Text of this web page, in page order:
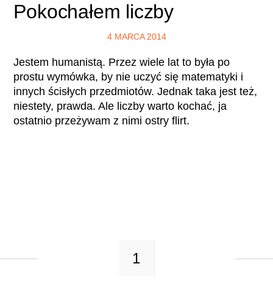
Pokochałem liczby
4 MARCA 2014
Jestem humanistą. Przez wiele lat to była po
prostu wymówka, by nie uczyć się matematyki i
innych ścisłych przedmiotów. Jednak taka jest też,
niestety, prawda. Ale liczby warto kochać, ja
ostatnio przeżywam z nimi ostry flirt.
1